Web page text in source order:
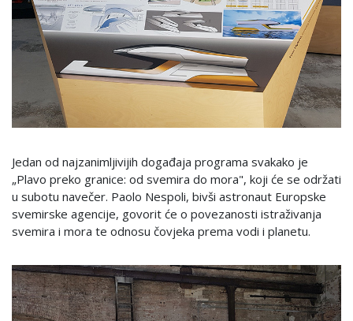
Jedan od najzanimljivijih događaja programa svakako je
„Plavo preko granice: od svemira do mora", koji će se održati
u subotu navečer. Paolo Nespoli, bivši astronaut Europske
svemirske agencije, govorit će o povezanosti istraživanja
svemira i mora te odnosu čovjeka prema vodi i planetu.